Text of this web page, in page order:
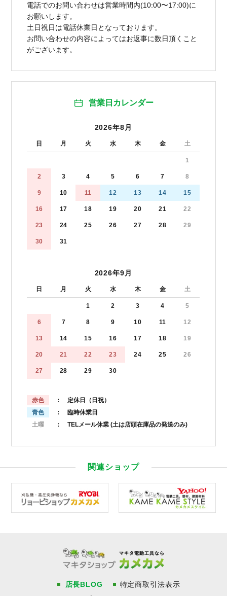
電話でのお問い合わせは営業時間内(10:00〜17:00)に
お願いします。
土日祝日は電話休業日となっております。
お問い合わせの内容によってはお返事に数日頂くこと
がございます。
営業日カレンダー
2026年8月
日 月 火 水 木 金 土
1
2 3 4 5 6 7 8
9 10 11 12 13 14 15
16 17 18 19 20 21 22
23 24 25 26 27 28 29
30 31
2026年9月
日 月 火 水 木 金 土
1 2 3 4 5
6 7 8 9 10 11 12
13 14 15 16 17 18 19
20 21 22 23 24 25 26
27 28 29 30
赤色
： 定休日（日祝）
青色
： 臨時休業日
土曜
： TELメール休業 (土は店頭在庫品の発送のみ)
関連ショップ
店長BLOG
特定商取引法表示